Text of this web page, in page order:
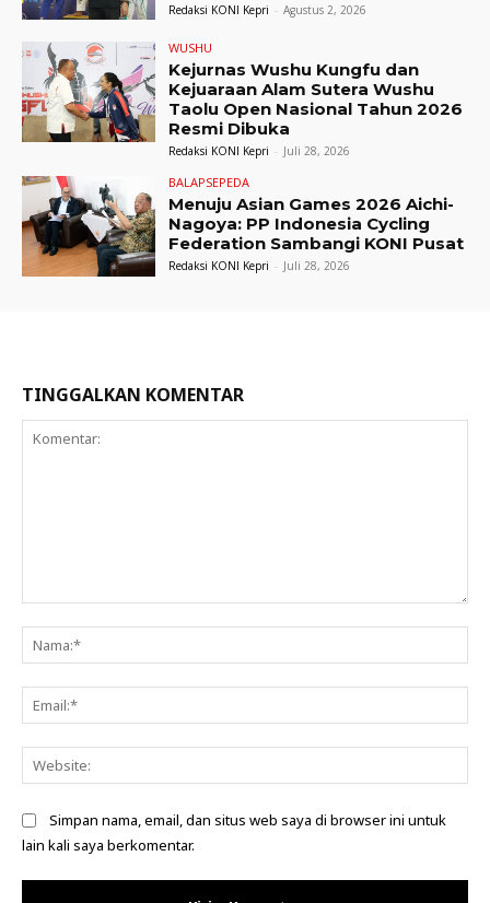
Redaksi KONI Kepri - Agustus 2, 2026
WUSHU
Kejurnas Wushu Kungfu dan
Kejuaraan Alam Sutera Wushu
Taolu Open Nasional Tahun 2026
Resmi Dibuka
Redaksi KONI Kepri - Juli 28, 2026
BALAPSEPEDA
Menuju Asian Games 2026 Aichi-
Nagoya: PP Indonesia Cycling
Federation Sambangi KONI Pusat
Redaksi KONI Kepri - Juli 28, 2026
TINGGALKAN KOMENTAR
Simpan nama, email, dan situs web saya di browser ini untuk
lain kali saya berkomentar.